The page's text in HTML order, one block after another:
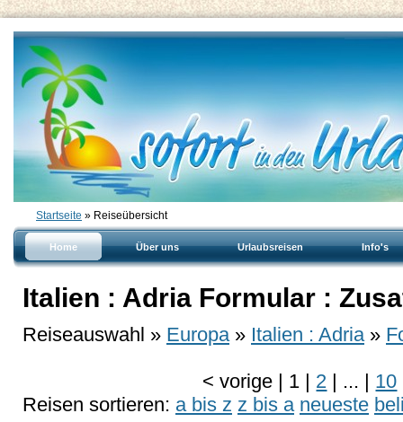
Startseite » Reiseübersicht
Home Über uns Urlaubsreisen Info's
Italien : Adria Formular :
Reiseauswahl » Europa » Italien : Adria »
<vorige | 1 | 2 | ... | 10
Reisen sortieren: a bis z z bis a neueste